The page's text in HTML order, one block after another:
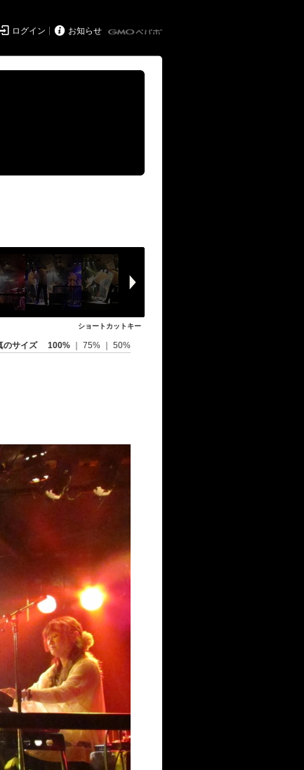
ログイン  お知らせ
ショートカットキー
のサイズ 100% 75% 50%